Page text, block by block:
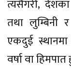
त्यसैगरी,
तथा लुम्बिनी
एकदुई
वर्षा वा